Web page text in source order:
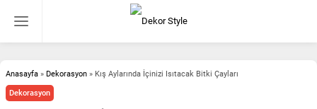
Anasayfa » Dekorasyon » Kış Aylarında İçinizi Isıtacak Bitki Çayları
Dekorasyon